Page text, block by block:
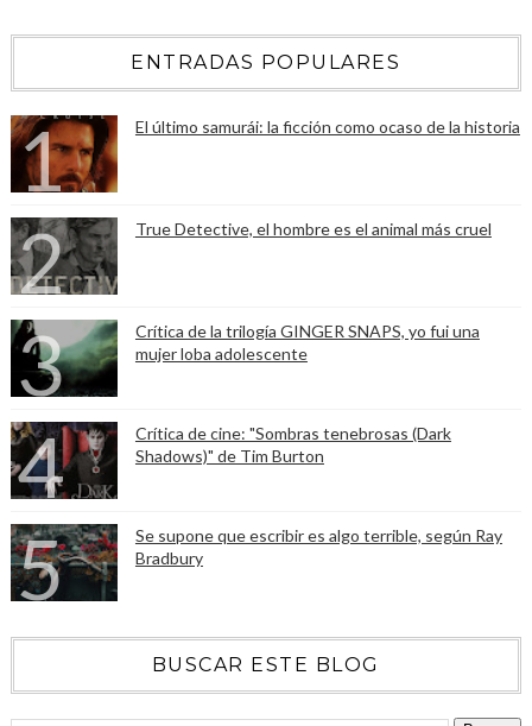
ENTRADAS POPULARES
El último samurái: la ficción como ocaso de la historia
True Detective, el hombre es el animal más cruel
Crítica de la trilogía GINGER SNAPS, yo fui una
mujer loba adolescente
Crítica de cine: "Sombras tenebrosas (Dark
Shadows)" de Tim Burton
Se supone que escribir es algo terrible, según Ray
Bradbury
BUSCAR ESTE BLOG